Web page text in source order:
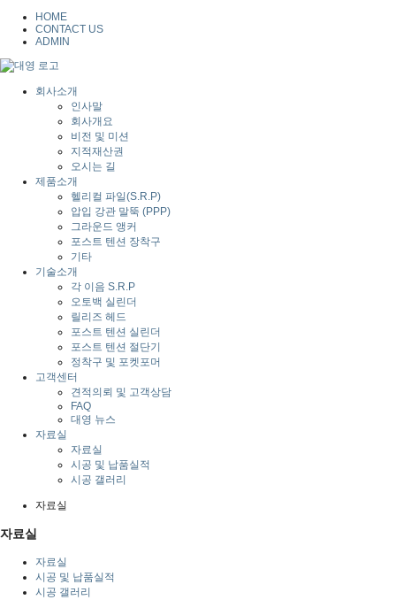
HOME
CONTACT US
ADMIN
회사소개
인사말
회사개요
비전 및 미션
지적재산권
오시는 길
제품소개
헬리컬 파일(S.R.P)
압입 강관 말뚝 (PPP)
그라운드 앵커
포스트 텐션 장착구
기타
기술소개
각 이음 S.R.P
오토백 실린더
릴리즈 헤드
포스트 텐션 실린더
포스트 텐션 절단기
정착구 및 포켓포머
고객센터
견적의뢰 및 고객상담
FAQ
대영 뉴스
자료실
자료실
시공 및 납품실적
시공 갤러리
자료실
자료실
자료실
시공 및 납품실적
시공 갤러리